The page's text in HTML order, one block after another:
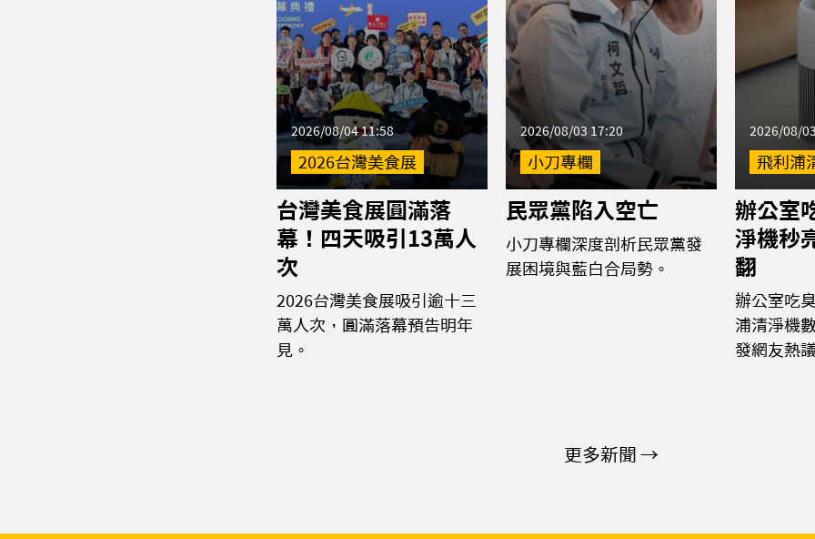
2026/08/04 11:58
2026台灣美食展
台灣美食展圓滿落
幕！四天吸引13萬人
次
2026台灣美食展吸引逾十三
萬人次，圓滿落幕預告明年
見。
2026/08/03 17:20
小刀專欄
民眾黨陷入空亡
小刀專欄深度剖析民眾黨發
展困境與藍白合局勢。
2026/08/
飛利浦
辦公室
淨機秒
翻
辦公室吃
浦清淨機
發網友熱
更多新聞 →